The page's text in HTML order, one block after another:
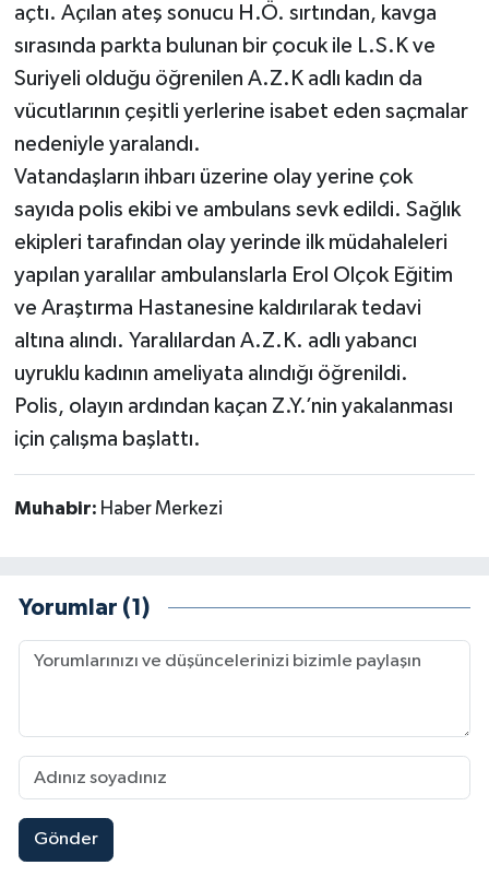
açtı. Açılan ateş sonucu H.Ö. sırtından, kavga
sırasında parkta bulunan bir çocuk ile L.S.K ve
Suriyeli olduğu öğrenilen A.Z.K adlı kadın da
vücutlarının çeşitli yerlerine isabet eden saçmalar
nedeniyle yaralandı.
Vatandaşların ihbarı üzerine olay yerine çok
sayıda polis ekibi ve ambulans sevk edildi. Sağlık
ekipleri tarafından olay yerinde ilk müdahaleleri
yapılan yaralılar ambulanslarla Erol Olçok Eğitim
ve Araştırma Hastanesine kaldırılarak tedavi
altına alındı. Yaralılardan A.Z.K. adlı yabancı
uyruklu kadının ameliyata alındığı öğrenildi.
Polis, olayın ardından kaçan Z.Y.’nin yakalanması
için çalışma başlattı.
Muhabir: Haber Merkezi
Yorumlar (1)
Gönder